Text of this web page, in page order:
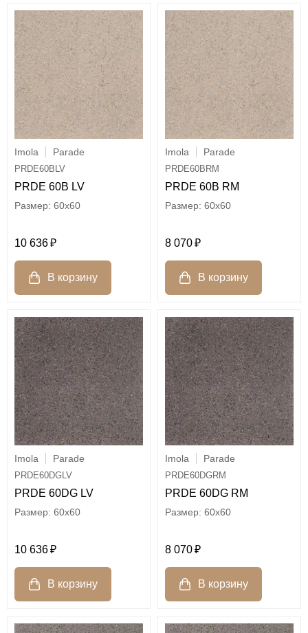
Imola Parade
PRDE60BLV
PRDE 60B LV
60x60
10 636
Imola Parade
PRDE60BRM
PRDE 60B RM
60x60
8 070
Imola Parade
PRDE60DGLV
PRDE 60DG LV
60x60
10 636
Imola Parade
PRDE60DGRM
PRDE 60DG RM
60x60
8 070